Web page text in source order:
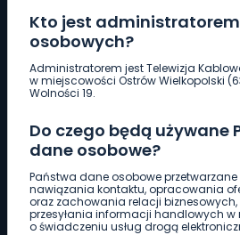
Kto jest
osobowych?
Administratorem jest Telewizja
w miejscowości Ostrów Wielkopolski
Wolności 19.
Do czego będą używane
dane osobowe?
Państwa dane osobowe przetwarzane
nawiązania kontaktu, opracowania
oraz zachowania relacji biznesowych,
przesyłania informacji handlowych w
o świadczeniu usług drogą
Pobierz logotyp
661 997 997
REDAKCJA
62 735 22 22